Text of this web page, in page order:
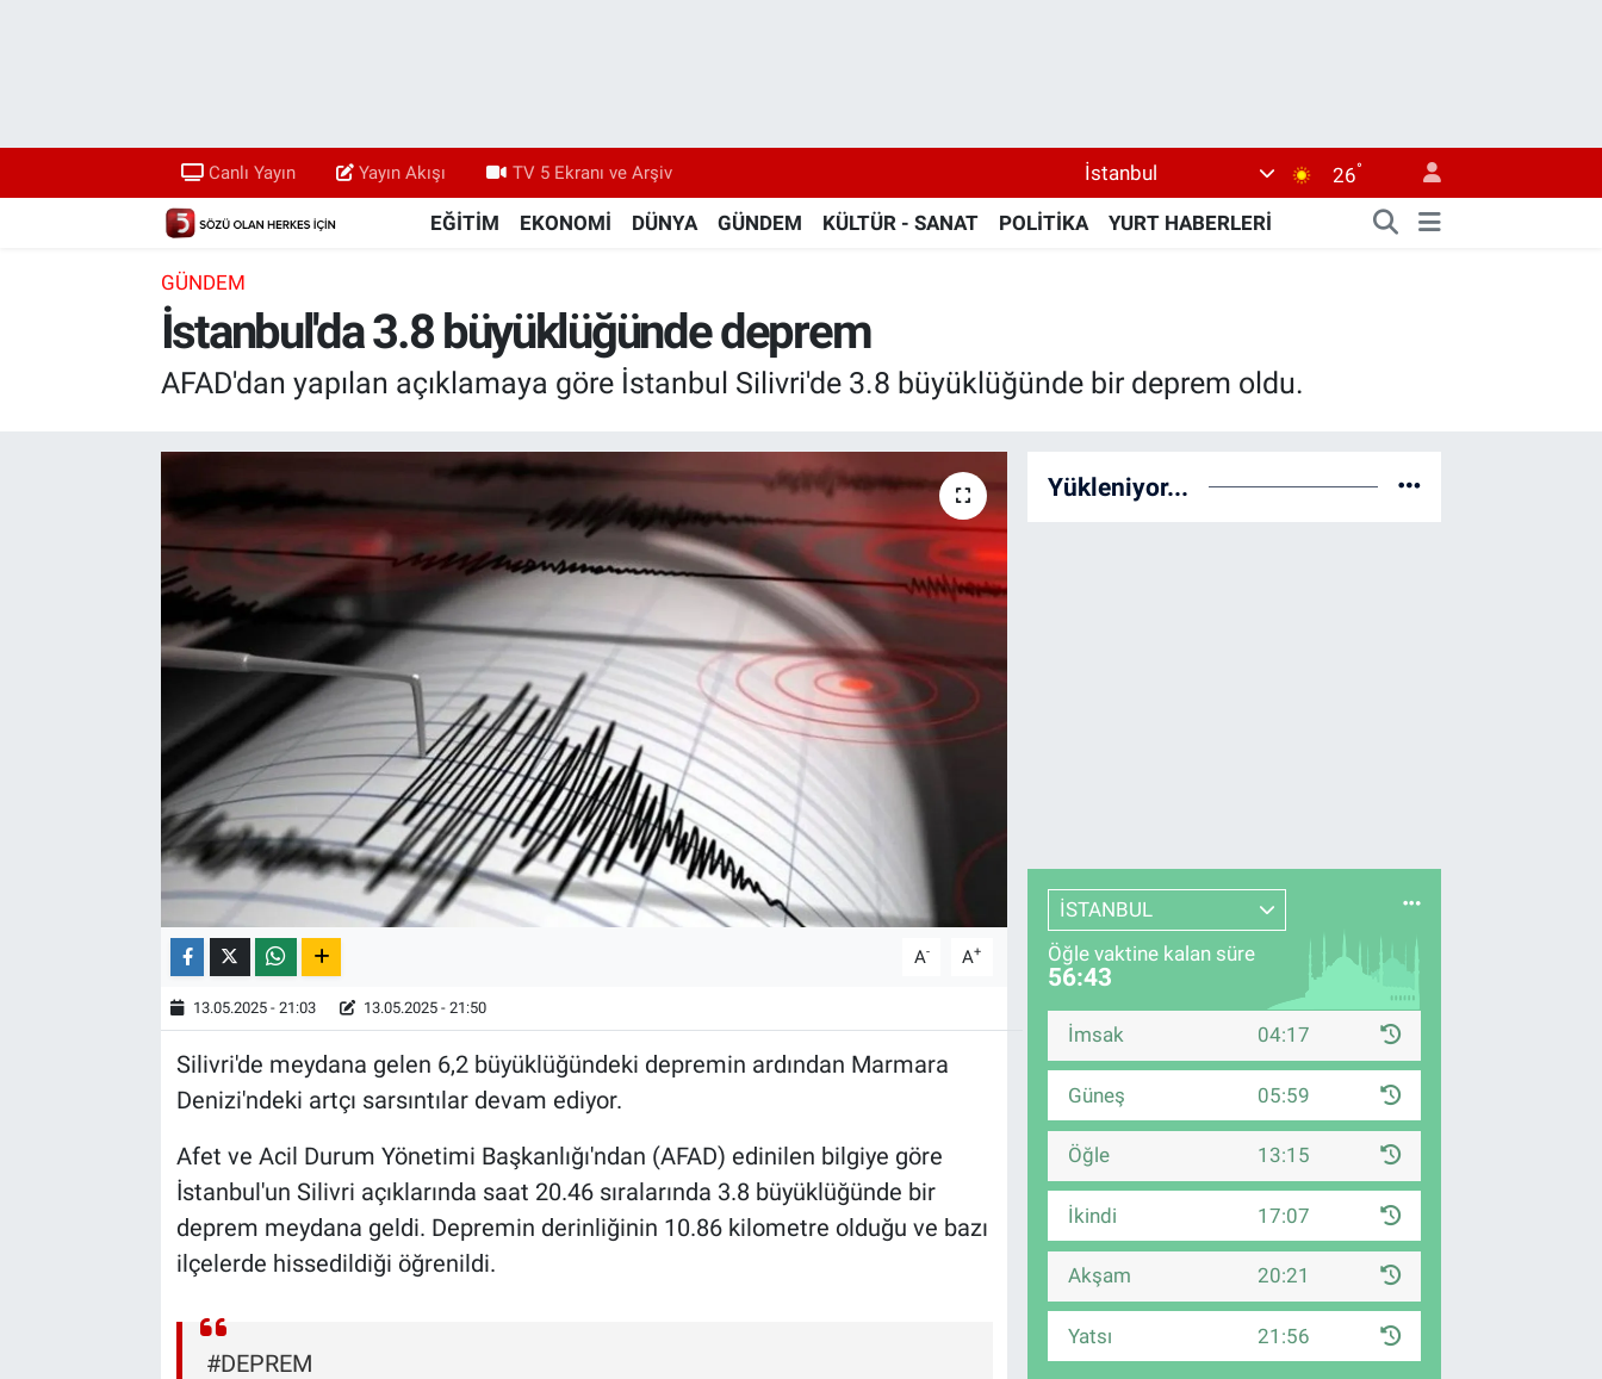
Canlı Yayın Yayın Akışı TV 5 Ekranı ve Arşiv İstanbul 26°
EĞİTİM EKONOMİ DÜNYA GÜNDEM KÜLTÜR - SANAT POLİTİKA YURT HABERLERİ
GÜNDEM
İstanbul'da 3.8 büyüklüğünde deprem
AFAD'dan yapılan açıklamaya göre İstanbul Silivri'de 3.8 büyüklüğünde bir deprem oldu.
A- A+
13.05.2025 - 21:03 13.05.2025 - 21:50
Silivri'de meydana gelen 6,2 büyüklüğündeki depremin ardından Marmara
Denizi'ndeki artçı sarsıntılar devam ediyor.
Afet ve Acil Durum Yönetimi Başkanlığı'ndan (AFAD) edinilen bilgiye göre
İstanbul'un Silivri açıklarında saat 20.46 sıralarında 3.8 büyüklüğünde bir
deprem meydana geldi. Depremin derinliğinin 10.86 kilometre olduğu ve bazı
ilçelerde hissedildiği öğrenildi.
#DEPREM
Yükleniyor...
İSTANBUL
Öğle vaktine kalan süre
56:42
İmsak 04:17
Güneş 05:59
Öğle 13:15
İkindi 17:07
Akşam 20:21
Yatsı 21:56
Yayın Akışı
TV 5 Ekranı ve Arşiv